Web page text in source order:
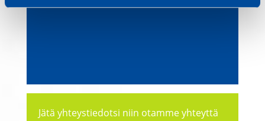
Jätä yhteystiedotsi niin otamme yhteyttä